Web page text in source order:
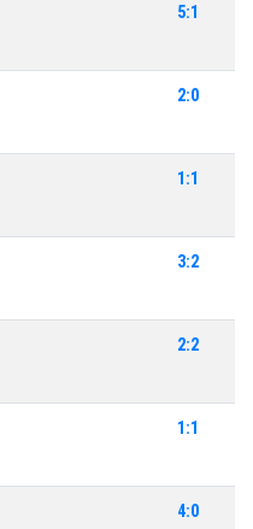
5:1
2:0
1:1
3:2
2:2
1:1
4:0